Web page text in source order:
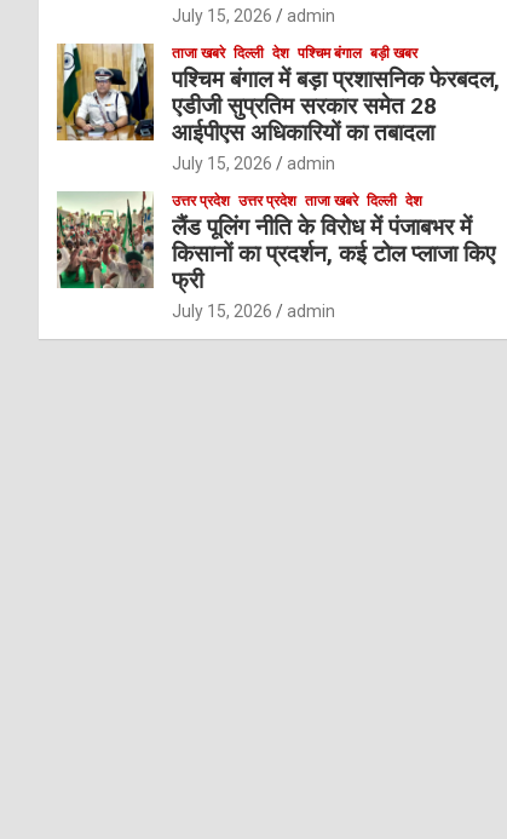
July 15, 2026 admin
ताजा खबरे दिल्ली देश पश्चिम बंगाल बड़ी खबर
पश्चिम बंगाल में बड़ा प्रशासनिक फेरबदल,
एडीजी सुप्रतिम सरकार समेत 28
आईपीएस अधिकारियों का तबादला
July 15, 2026 admin
उत्तर प्रदेश उत्तर प्रदेश ताजा खबरे दिल्ली देश
लैंड पूलिंग नीति के विरोध में पंजाबभर में
किसानों का प्रदर्शन, कई टोल प्लाजा किए
फ्री
July 15, 2026 admin